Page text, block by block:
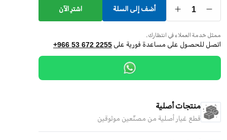
1 أضف إلى السلة اشترِ الآن
ممثل خدمة العملاء في انتظارك.
اتصل للحصول على مساعدة فورية على +966 53 672 2255
منتجات أصلية
قطع غيار أصلية من مصنّعين موثوقين